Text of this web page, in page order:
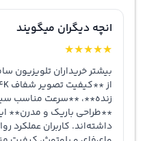
انچه دیگران میگویند
★
★
★
★
★
**طراحی باریک و مدرن**
داشته‌اند. کاربران عملکرد